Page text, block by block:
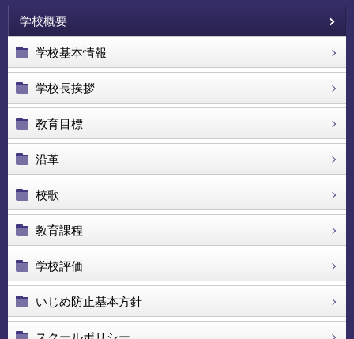
学校概要
学校基本情報
学校長挨拶
教育目標
沿革
校歌
教育課程
学校評価
いじめ防止基本方針